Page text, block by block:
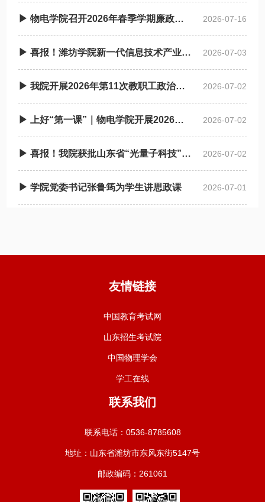
▶ 物电学院召开2026年春季学期廉政谈话会 2026-07-16
▶ 喜报！潍坊学院新一代信息技术产业学院获批省级现代产业学院 2026-07-03
▶ 我院开展2026年第11次教职工政治理论学习 2026-07-02
▶ 上好“第一课”｜物电学院开展2026年上半年入党积 极分子培训班 2026-07-02
▶ 喜报！我院获批山东省“光量子科技”拔尖人才培养基地 2026-07-02
▶ 学院党委书记张鲁筠为学生讲思政课 2026-07-01
友情链接
中国教育考试网
山东招生考试院
中国物理学会
学工在线
联系我们
联系电话：0536-8785608
地址：山东省潍坊市东风东街5147号
邮政编码：261061